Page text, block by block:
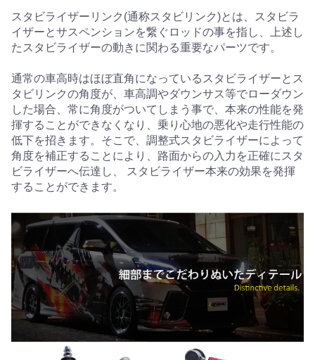
スタビライザーリンク(通称スタビリンク)とは、スタビラ
イザーとサスペンションを繋ぐロッドの事を指し、上述し
たスタビライザーの動きに関わる重要なパーツです。
通常の車高時はほぼ直角になっているスタビライザーとス
タビリンクの角度が、車高調やダウンサス等でローダウン
した場合、常に角度がついてしまう事で、本来の性能を発
揮することができなくなり、乗り心地の悪化や走行性能の
低下を招きます。そこで、調整式スタビライザーによって
角度を補正することにより、路面からの入力を正確にスタ
ビライザーへ伝達し、 スタビライザー本来の効果を発揮
することができます。